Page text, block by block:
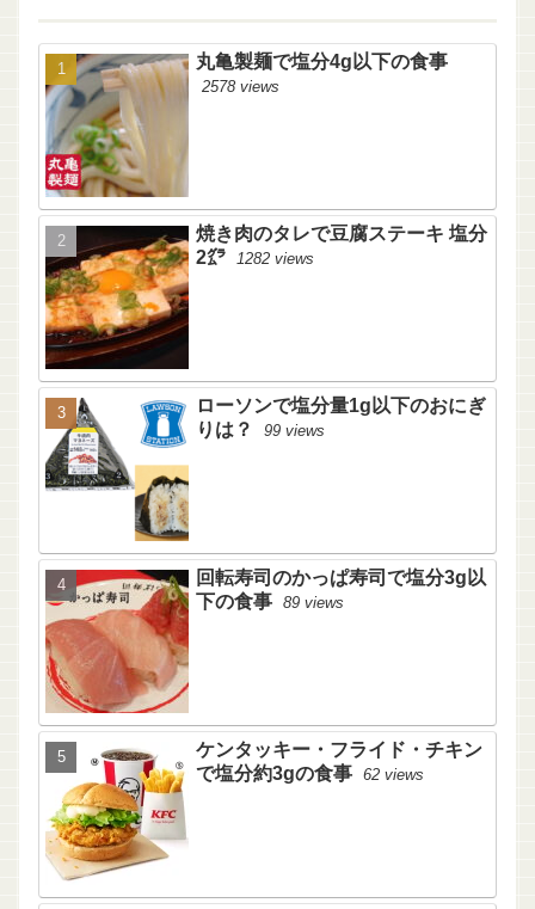
丸亀製麺で塩分4g以下の食事
2578 views
焼き肉のタレで豆腐ステーキ 塩分
2㌘
1282 views
ローソンで塩分量1g以下のおにぎ
りは？
99 views
回転寿司のかっぱ寿司で塩分3g以
下の食事 89 views
ケンタッキー・フライド・チキン
で塩分約3gの食事 62 views